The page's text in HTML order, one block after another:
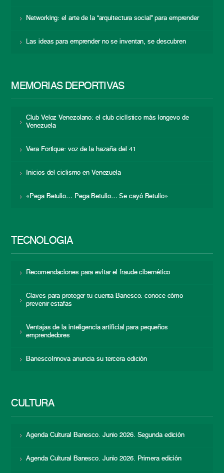
Networking: el arte de la “arquitectura social” para emprender
Las ideas para emprender no se inventan, se descubren
MEMORIAS DEPORTIVAS
Club Veloz Venezolano: el club ciclístico más longevo de
Venezuela
Vera Fortique: voz de la hazaña del 41
Inicios del ciclismo en Venezuela
«Pega Betulio… Pega Betulio… Se cayó Betulio»
TECNOLOGÍA
Recomendaciones para evitar el fraude cibernético
Claves para proteger tu cuenta Banesco: conoce cómo
prevenir estafas
Ventajas de la inteligencia artificial para pequeños
emprendedores
BanescoInnova anuncia su tercera edición
CULTURA
Agenda Cultural Banesco. Junio 2026. Segunda edición
Agenda Cultural Banesco. Junio 2026. Primera edición